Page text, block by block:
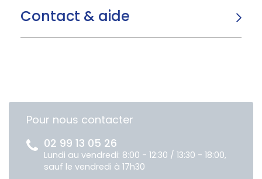
Contact & aide
Pour nous contacter
02 99 13 05 26
Lundi au vendredi: 8:00 - 12:30 / 13:30 - 18:00,
sauf le vendredi à 17h30